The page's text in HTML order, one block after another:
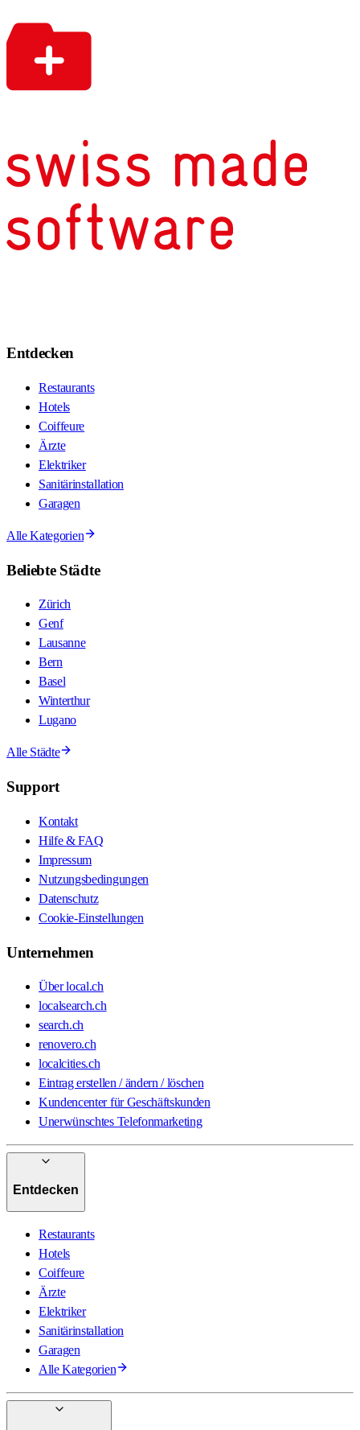
Entdecken
Restaurants
Hotels
Coiffeure
Ärzte
Elektriker
Sanitärinstallation
Garagen
Alle Kategorien
Beliebte Städte
Zürich
Genf
Lausanne
Bern
Basel
Winterthur
Lugano
Alle Städte
Support
Kontakt
Hilfe & FAQ
Impressum
Nutzungsbedingungen
Datenschutz
Cookie-Einstellungen
Unternehmen
Über local.ch
localsearch.ch
search.ch
renovero.ch
localcities.ch
Eintrag erstellen / ändern / löschen
Kundencenter für Geschäftskunden
Unerwünschtes Telefonmarketing
Entdecken
Restaurants
Hotels
Coiffeure
Ärzte
Elektriker
Sanitärinstallation
Garagen
Alle Kategorien